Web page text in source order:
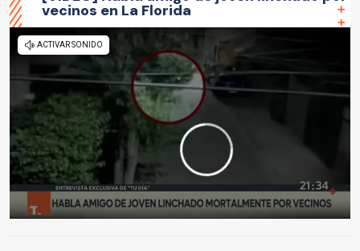
vecinos en La Florida